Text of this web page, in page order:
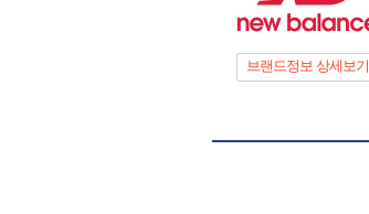
브랜드정보 상세보기